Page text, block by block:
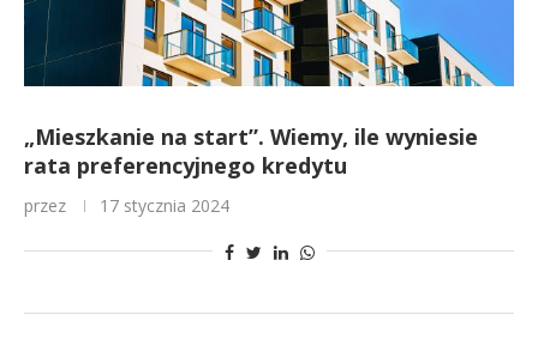
„Mieszkanie na start”. Wiemy, ile wyniesie
rata preferencyjnego kredytu
przez 17 stycznia 2024